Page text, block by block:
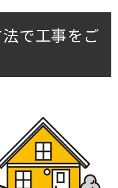
で工事をご